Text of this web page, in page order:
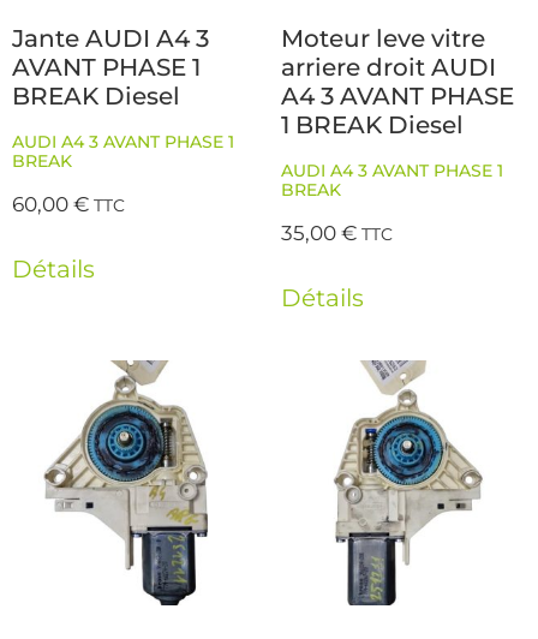
Jante AUDI A4 3
AVANT PHASE 1
BREAK Diesel
AUDI A4 3 AVANT PHASE 1
BREAK
60,00€ TTC
Détails
Moteur leve vitre
arriere droit AUDI
A4 3 AVANT PHASE
1 BREAK Diesel
AUDI A4 3 AVANT PHASE 1
BREAK
35,00€ TTC
Détails